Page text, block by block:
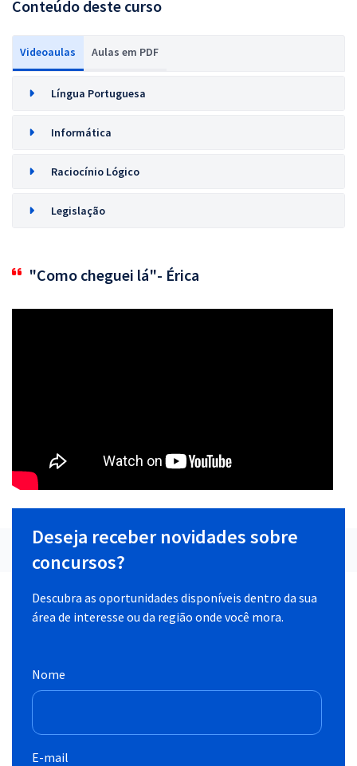
Conteúdo deste curso
Videoaulas Aulas em PDF
Língua Portuguesa
Informática
Raciocínio Lógico
Legislação
"Como cheguei lá"- Érica
Deseja receber novidades sobre
concursos?
Descubra as oportunidades disponíveis dentro da sua
área de interesse ou da região onde você mora.
Nome
E-mail